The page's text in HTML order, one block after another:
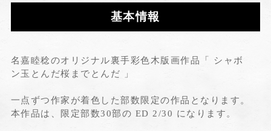
基本情報
名嘉睦稔のオリジナル裏手彩色木版画作品「 シャボ
ン玉とんだ桜までとんだ 」
一点ずつ作家が着色した部数限定の作品となります。
本作品は、限定部数30部の ED 2/30 になります。